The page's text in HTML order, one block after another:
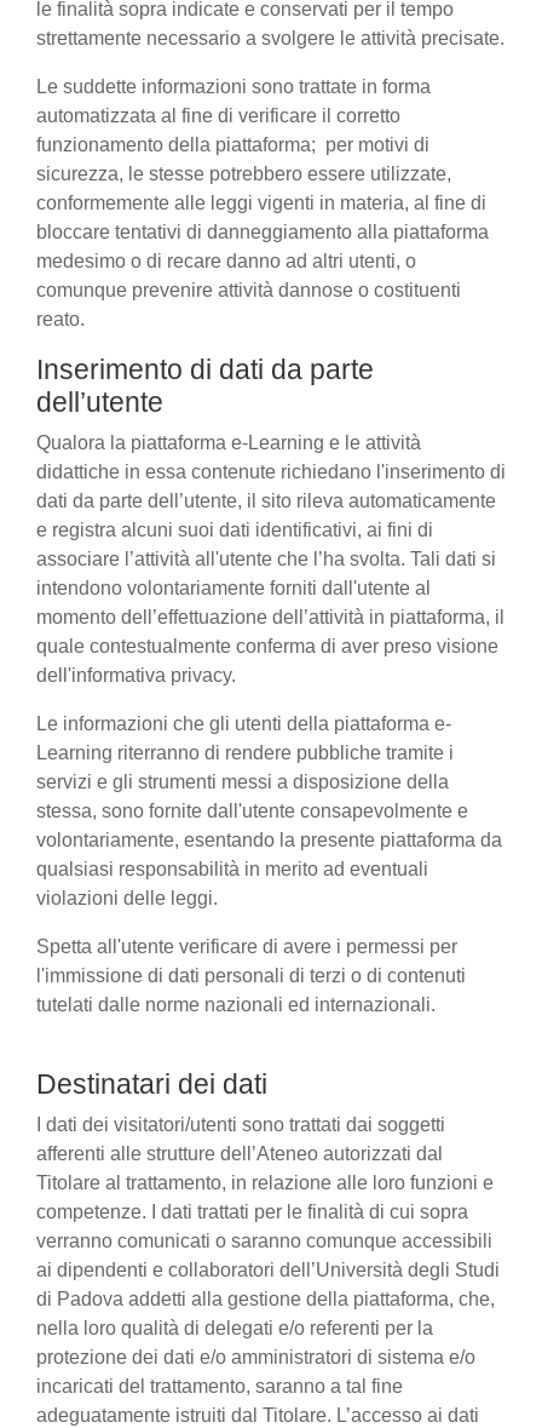
le finalità sopra indicate e conservati per il tempo
strettamente necessario a svolgere le attività precisate.
Le suddette informazioni sono trattate in forma
automatizzata al fine di verificare il corretto
funzionamento della piattaforma; per motivi di
sicurezza, le stesse potrebbero essere utilizzate,
conformemente alle leggi vigenti in materia, al fine di
bloccare tentativi di danneggiamento alla piattaforma
medesimo o di recare danno ad altri utenti, o
comunque prevenire attività dannose o costituenti
reato.
Inserimento di dati da parte
dell’utente
Qualora la piattaforma e-Learning e le attività
didattiche in essa contenute richiedano l'inserimento di
dati da parte dell’utente, il sito rileva automaticamente
e registra alcuni suoi dati identificativi, ai fini di
associare l’attività all'utente che l’ha svolta. Tali dati si
intendono volontariamente forniti dall'utente al
momento dell’effettuazione dell’attività in piattaforma, il
quale contestualmente conferma di aver preso visione
dell'informativa privacy.
Le informazioni che gli utenti della piattaforma e-
Learning riterranno di rendere pubbliche tramite i
servizi e gli strumenti messi a disposizione della
stessa, sono fornite dall'utente consapevolmente e
volontariamente, esentando la presente piattaforma da
qualsiasi responsabilità in merito ad eventuali
violazioni delle leggi.
Spetta all'utente verificare di avere i permessi per
l'immissione di dati personali di terzi o di contenuti
tutelati dalle norme nazionali ed internazionali.
Destinatari dei dati
I dati dei visitatori/utenti sono trattati dai soggetti
afferenti alle strutture dell’Ateneo autorizzati dal
Titolare al trattamento, in relazione alle loro funzioni e
competenze. I dati trattati per le finalità di cui sopra
verranno comunicati o saranno comunque accessibili
ai dipendenti e collaboratori dell’Università degli Studi
di Padova addetti alla gestione della piattaforma, che,
nella loro qualità di delegati e/o referenti per la
protezione dei dati e/o amministratori di sistema e/o
incaricati del trattamento, saranno a tal fine
adeguatamente istruiti dal Titolare. L’accesso ai dati